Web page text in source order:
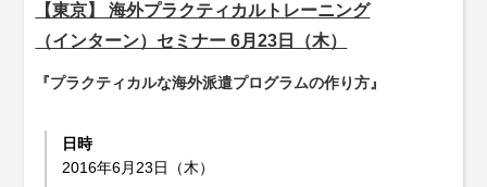
【東京】 海外プラクティカルトレーニング
（インターン）セミナー 6月23日（木）
『プラクティカルな海外派遣プログラムの作り方』
日時
2016年6月23日（木）